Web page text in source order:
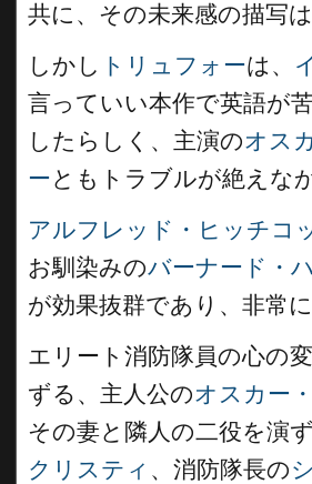
共に、その未来感の描写は
しかし トリュフォーは、
言っていい本作で英語が
したらしく、主演のオス
ーともトラブルが絶えな
アルフレッド・ヒッチコ
お馴染みのバーナード・
が効果抜群であり、非常に
エリート消防隊員の心の
ずる、主人公のオスカー
その妻と隣人の二役を演
クリスティ 、消防隊長の